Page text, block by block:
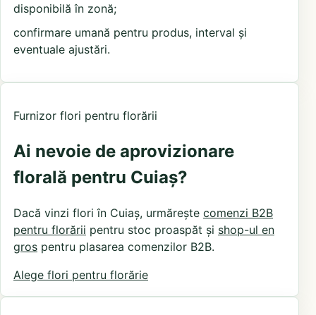
disponibilă în zonă;
confirmare umană pentru produs, interval și
eventuale ajustări.
Furnizor flori pentru florării
Ai nevoie de aprovizionare
florală pentru Cuiaș?
Dacă vinzi flori în Cuiaș, urmărește comenzi B2B
pentru florării pentru stoc proaspăt și shop-ul en
gros pentru plasarea comenzilor B2B.
Alege flori pentru florărie